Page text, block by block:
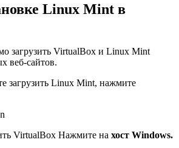
Linux Mint в
загрузить VirtualBox и Linux Mint
веб-сайтов.
загрузить Linux Mint, нажмите
VirtualBox Нажмите на хост Windows.